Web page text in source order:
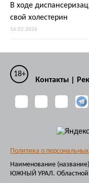
В ходе
свой холестерин
16.02.2026
18+
Контакты
Политика о
Наименование
ЮЖНЫЙ УРАЛ. Областной